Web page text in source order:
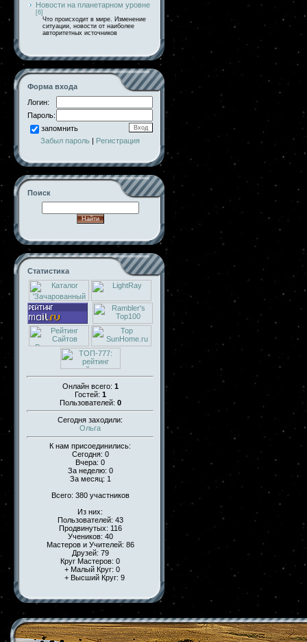
Новости на планетарном уровне
[6]
Что происходит в мире. Изменение
ситуации, новости от наиболее
авторитетных источников
Форма входа
Логин:
Пароль:
запомнить
Забыл пароль | Регистрация
Поиск
Статистика
Онлайн всего: 1
Гостей: 1
Пользователей: 0
Сегодня заходили:
Ольга
К нам присоединились:
Сегодня: 0
Вчера: 0
За неделю: 0
За месяц: 1
Всего: 380 участников
Из них:
Пользователей: 43
Продвинутых: 116
Учеников: 40
Мастеров и Учителей: 86
Друзей: 79
Круг Мастеров: 0
+ Малый Круг: 0
+ Высший Круг: 9